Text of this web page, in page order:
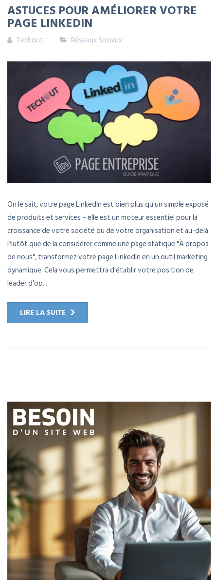
ASTUCES POUR AMÉLIORER VOTRE
PAGE LINKEDIN
Techout Réseaux Sociaux
On le sait, votre page LinkedIn est bien plus qu'un simple exposé
de produits et services – elle est un moteur essentiel pour la
croissance de votre société ou de votre organisation et au-delà.
Plutôt que de la considérer comme une page statique "À propos
de nous", transformez votre page LinkedIn en un outil marketing
dynamique. Cela vous permettra d'établir votre position de
leader d'op...
LIRE LA SUITE